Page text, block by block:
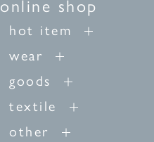
online shop
hot item
wear
goods
textile
other